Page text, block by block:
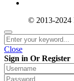
© 2013-2024
Close
Sign in Or Register